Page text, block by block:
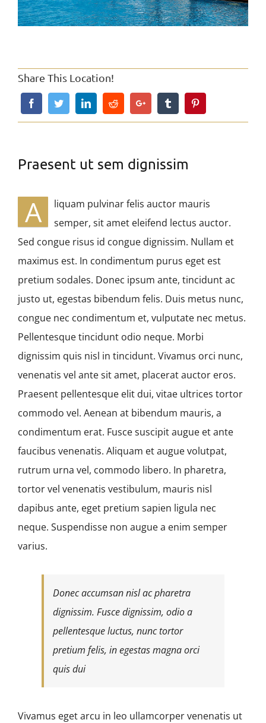
Share This Location!
Praesent ut sem dignissim
A
liquam pulvinar felis auctor mauris
semper, sit amet eleifend lectus auctor.
Sed congue risus id congue dignissim. Nullam et
maximus est. In condimentum purus eget est
pretium sodales. Donec ipsum ante, tincidunt ac
justo ut, egestas bibendum felis. Duis metus nunc,
congue nec condimentum et, vulputate nec metus.
Pellentesque tincidunt odio neque. Morbi
dignissim quis nisl in tincidunt. Vivamus orci nunc,
venenatis vel ante sit amet, placerat auctor eros.
Praesent pellentesque elit dui, vitae ultrices tortor
commodo vel. Aenean at bibendum mauris, a
condimentum erat. Fusce suscipit augue et ante
faucibus venenatis. Aliquam et augue volutpat,
rutrum urna vel, commodo libero. In pharetra,
tortor vel venenatis vestibulum, mauris nisl
dapibus ante, eget pretium sapien ligula nec
neque. Suspendisse non augue a enim semper
varius.
Donec accumsan nisl ac pharetra
dignissim. Fusce dignissim, odio a
pellentesque luctus, nunc tortor
pretium felis, in egestas magna orci
quis dui
Vivamus eget arcu in leo ullamcorper venenatis ut